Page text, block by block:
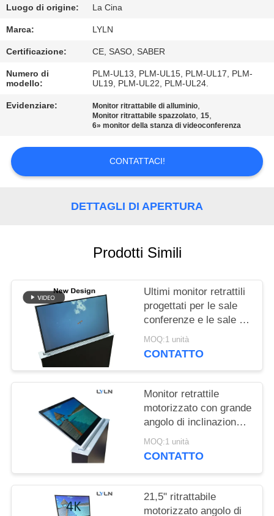
CONTROLLO
DI
QUALITÀ
CONTATTICI
CASI
RICHIEDA
MAPPA
DEL
SITO
POLITICA
SULLA
PRIVACY
Luogo di origine: La Cina
Marca: LYLN
Certificazione: CE, SASO, SABER
Numero di
modello:
PLM-UL13, PLM-UL15, PLM-UL17, PLM-
UL19, PLM-UL22, PLM-UL24.
Evidenziare: Monitor ritrattabile di alluminio,
Monitor ritrattabile spazzolato,15,
6» monitor della stanza di videoconferenza
CONTATTACI!
DETTAGLI DI APERTURA
Prodotti Simili
Ultimi monitor retrattili
progettati per le sale
conferenze e le sale di
formazione
MOQ:1 unità
CONTATTO
Monitor retrattile
motorizzato con grande
angolo di inclinazione
RS232 IPS Full View
1,8 mm di spessore
MOQ:1 unità
CONTATTO
21,5" ritrattabile
motorizzato angolo di